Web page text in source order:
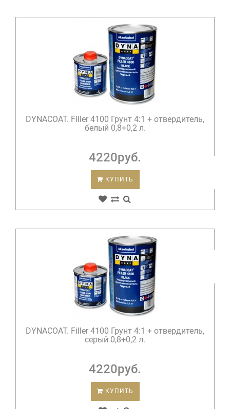
DYNACOAT. Filler 4100 Грунт 4:1 + отвердитель,
белый 0,8+0,2 л.
4220руб.
КУПИТЬ
DYNACOAT. Filler 4100 Грунт 4:1 + отвердитель,
серый 0,8+0,2 л.
4220руб.
КУПИТЬ